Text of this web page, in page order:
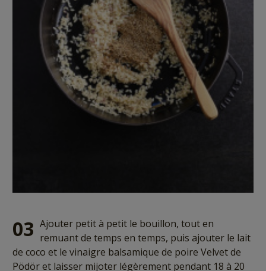
03 Ajouter petit à petit le bouillon, tout en
remuant de temps en temps, puis ajouter le lait
de coco et le vinaigre balsamique de poire Velvet de
Pödör et laisser mijoter légèrement pendant 18 à 20